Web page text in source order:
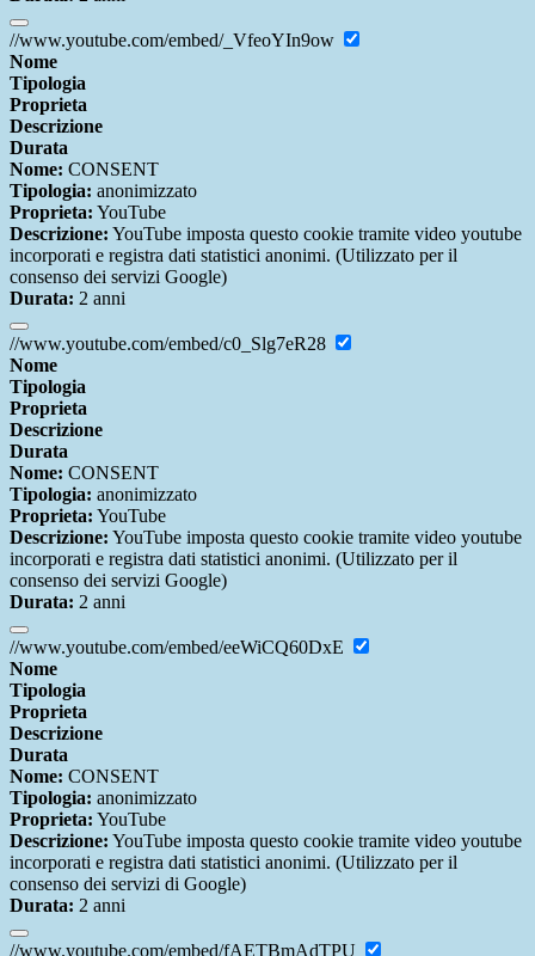
//www.youtube.com/embed/_VfeoYIn9ow
Nome
Tipologia
Proprieta
Descrizione
Durata
Nome: CONSENT
Tipologia: anonimizzato
Proprieta: YouTube
Descrizione: YouTube imposta questo cookie tramite video youtube
incorporati e registra dati statistici anonimi. (Utilizzato per il
consenso dei servizi Google)
Durata: 2 anni
//www.youtube.com/embed/c0_Slg7eR28
Nome
Tipologia
Proprieta
Descrizione
Durata
Nome: CONSENT
Tipologia: anonimizzato
Proprieta: YouTube
Descrizione: YouTube imposta questo cookie tramite video youtube
incorporati e registra dati statistici anonimi. (Utilizzato per il
consenso dei servizi Google)
Durata: 2 anni
//www.youtube.com/embed/eeWiCQ60DxE
Nome
Tipologia
Proprieta
Descrizione
Durata
Nome: CONSENT
Tipologia: anonimizzato
Proprieta: YouTube
Descrizione: YouTube imposta questo cookie tramite video youtube
incorporati e registra dati statistici anonimi. (Utilizzato per il
consenso dei servizi di Google)
Durata: 2 anni
//www.youtube.com/embed/fAETBmAdTPU